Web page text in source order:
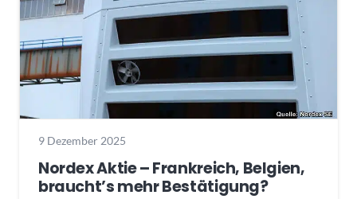
9 Dezember 2025
Nordex Aktie – Frankreich, Belgien,
braucht’s mehr Bestätigung?